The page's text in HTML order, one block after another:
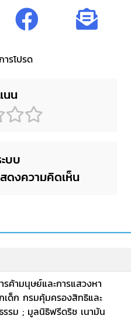
ารโปรด
นน
บบ
ดงความคิดเห็น
ค้ามนุษย์และการแสวงหา
เด็ก กรมคุ้มครองสิทธิและ
รรม ; มูลนิธิฟรีดริช เนามัน